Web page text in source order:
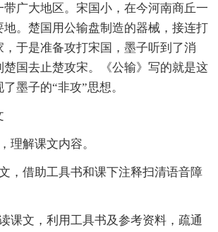
带广大地区。宋国小，在今河南商丘一
。楚国用公输盘制造的器械，接连打
，于是准备攻打宋国，墨子听到了消
国去止楚攻宋。《公输》写的就是这
墨子的“非攻”思想。
理解课文内容。
文，借助工具书和课下注释扫清语音障
课文，利用工具书及参考资料，疏通